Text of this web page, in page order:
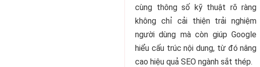
cùng thông số kỹ thuật rõ ràng
không chỉ cải thiện trải nghiệm
người dùng mà còn giúp Google
hiểu cấu trúc nội dung, từ đó nâng
cao hiệu quả SEO ngành sắt thép.